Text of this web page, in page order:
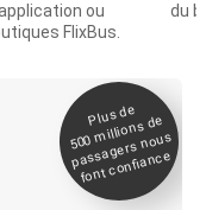
ou
FlixBus.
du
Plus de
500
millions de
passagers nous
font confiance